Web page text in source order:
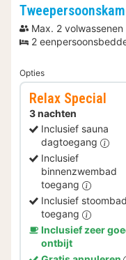
Max. 2 volwassenen
2
Opties
Relax Special
3 nachten
Inclusief sauna
dagtoegang
Inclusief
binnenzwembad
toegang
Inclusief stoombad
toegang
Inclusief zeer
ontbijt